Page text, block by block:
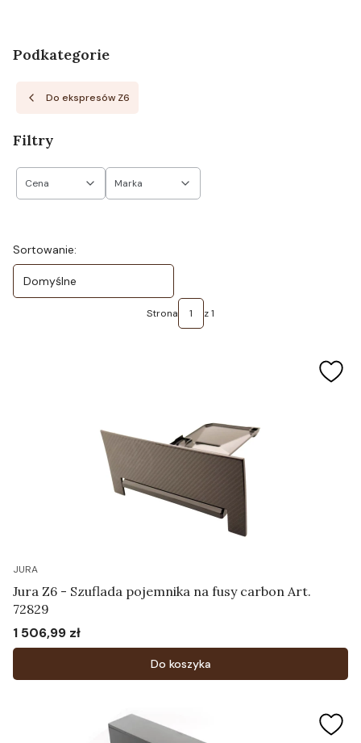
Podkategorie
Do ekspresów Z6
Filtry
Cena Marka
Lista produktów
Sortowanie:
Domyślne
Strona z 1
JURA
Jura Z6 - Szuflada pojemnika na fusy carbon Art.
72829
Cena
1 506,99 zł
Do koszyka